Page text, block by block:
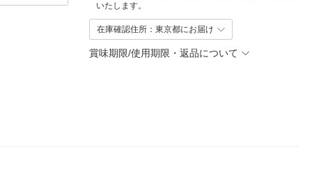
いたします。
在庫確認住所：東京都にお届け
賞味期限/使用期限・返品について